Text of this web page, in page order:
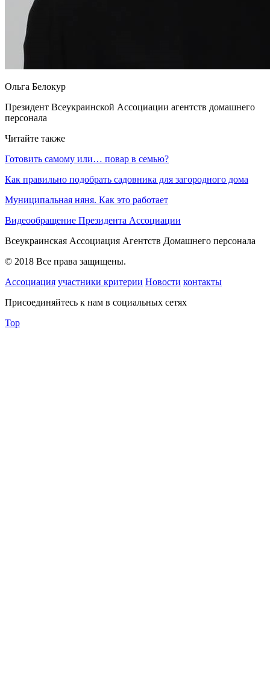
Ольга Белокур
Президент Всеукраинской Ассоциации агентств домашнего
персонала
Читайте также
Готовить самому или… повар в семью?
Как правильно подобрать садовника для загородного дома
Муниципальная няня. Как это работает
Видеообращение Президента Ассоциации
Всеукраинская Ассоциация Агентств Домашнего персонала
© 2018 Все права защищены.
Ассоциация участники критерии Новости контакты
Присоединяйтесь к нам в социальных сетях
Top